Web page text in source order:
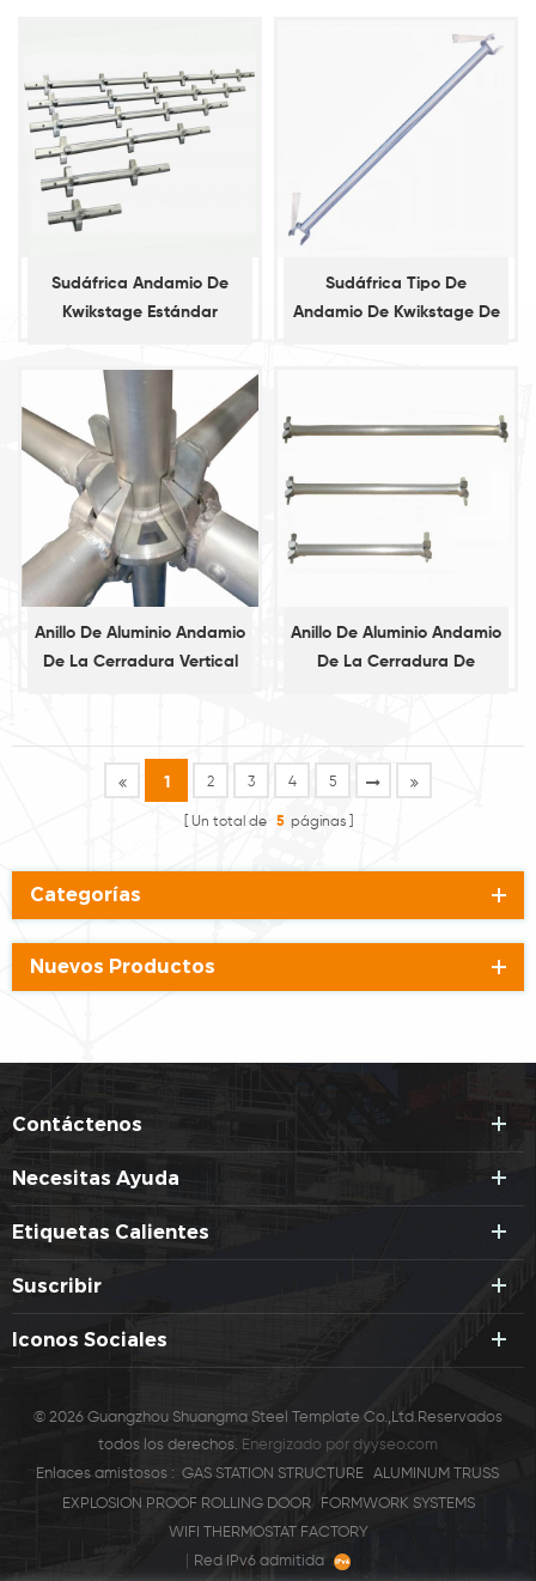
Sudáfrica Andamio De
Kwikstage Estándar
Sudáfrica Tipo De
Andamio De Kwikstage De
Anillo De Aluminio Andamio
De La Cerradura Vertical
Anillo De Aluminio Andamio
De La Cerradura De
1 2 3 4 5
Un total de 5 páginas
Categorías
Nuevos Productos
Contáctenos
Necesitas Ayuda
Etiquetas Calientes
Suscribir
Iconos Sociales
© 2026 Guangzhou Shuangma Steel Template Co.,Ltd.Reservados
todos los derechos. Energizado por dyyseo.com
Enlaces amistosos : GAS STATION STRUCTURE
ALUMINUM TRUSS
EXPLOSION PROOF ROLLING DOOR
FORMWORK SYSTEMS
WIFI THERMOSTAT FACTORY
Red IPv6 admitida